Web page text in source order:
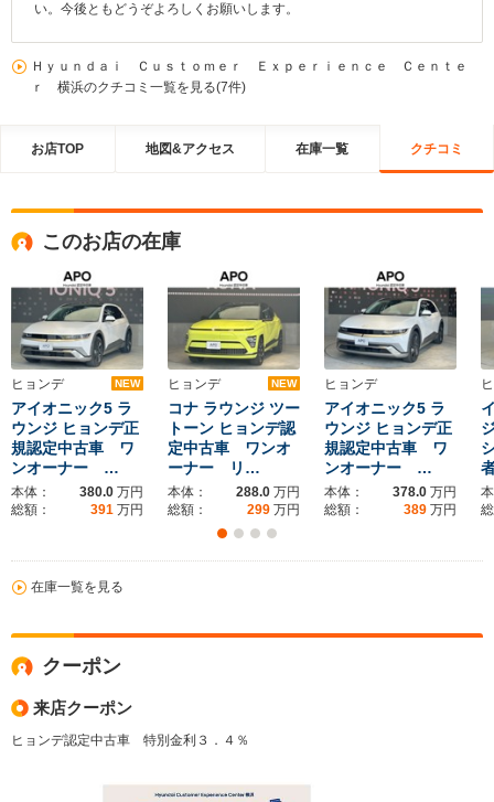
い。今後ともどうぞよろしくお願いします。
Ｈｙｕｎｄａｉ Ｃｕｓｔｏｍｅｒ Ｅｘｐｅｒｉｅｎｃｅ Ｃｅｎｔｅ
ｒ 横浜のクチコミ一覧を見る(7件)
お店TOP 地図&アクセス 在庫一覧 クチコミ
このお店の在庫
ヒョンデ NEW
アイオニック5 ラ
ウンジ ヒョンデ正
規認定中古車 ワ
ンオーナー …
本体： 380.0 万円
総額：
391 万円
ヒョンデ NEW
コナ ラウンジ ツー
トーン ヒョンデ認
定中古車 ワンオ
ーナー リ…
本体： 288.0 万円
総額：
299 万円
ヒョンデ
アイオニック5 ラ
ウンジ ヒョンデ正
規認定中古車 ワ
ンオーナー …
本体： 378.0 万円
総額：
389 万円
在庫一覧を見る
クーポン
来店クーポン
ヒョンデ認定中古車 特別金利３．４％